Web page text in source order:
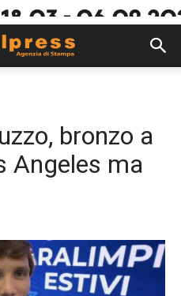
bronzo a
Angeles ma